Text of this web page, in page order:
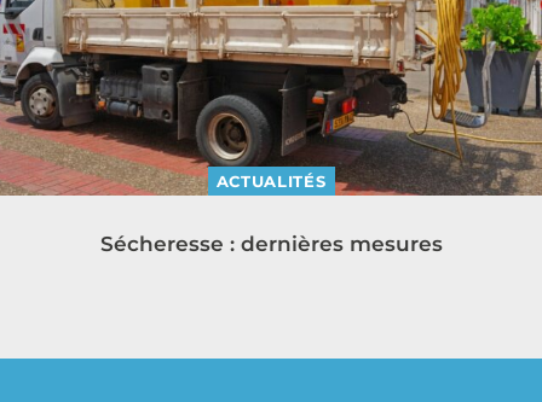
ACTUALITÉS
Sécheresse : dernières mesures